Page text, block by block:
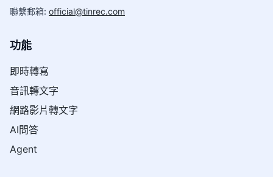
聯繫郵箱: official@tinrec.com
功能
即時轉寫
音訊轉文字
網路影片轉文字
AI問答
Agent